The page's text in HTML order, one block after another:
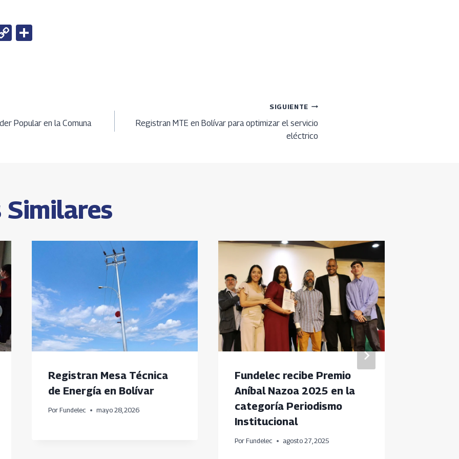
C
k
Popular en la Comuna
SIGUIENTE
Registran MTE en Bolívar para optimizar el servicio
eléctrico
Similares
Registran Mesa Técnica
de Energía en Bolívar
Por Fundelec mayo 28, 2026
Fundelec recibe Premio
Aníbal Nazoa 2025 en la
categoría Periodismo
Institucional
Por Fundelec agosto 27, 2025